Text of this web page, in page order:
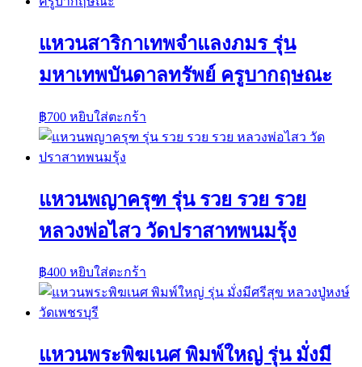
แหวนสาริกาเทพจำแลงภมร รุ่น
มหาเทพบันดาลทรัพย์ ครูบากฤษณะ
฿700 หยิบใส่ตะกร้า
แหวนพญาครุฑ รุ่น รวย รวย รวย
หลวงพ่อไสว วัดปราสาทพนมรุ้ง
฿400 หยิบใส่ตะกร้า
แหวนพระพิฆเนศ พิมพ์ใหญ่ รุ่น มั่งมี